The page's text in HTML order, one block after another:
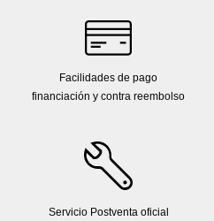
Facilidades de pago
financiación y contra reembolso
Servicio Postventa oficial